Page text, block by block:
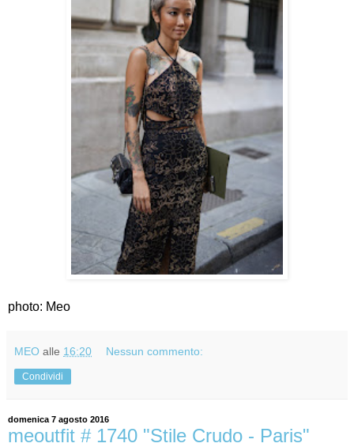
photo: Meo
MEO alle 16:20 Nessun commento:
Condividi
domenica 7 agosto 2016
meoutfit # 1740 "Stile Crudo - Paris"